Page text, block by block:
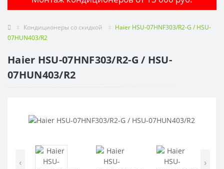
Кондиционеры со скидкой
Haier HSU-07HNF303/R2-G / HSU-
07HUN403/R2
Haier HSU-07HNF303/R2-G / HSU-
07HUN403/R2
‹ ›